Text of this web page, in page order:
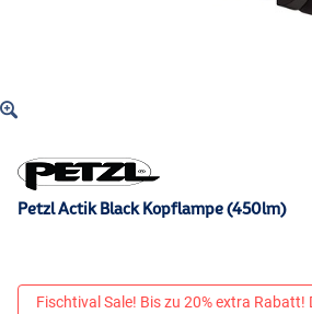
Petzl Actik Black Kopflampe (450lm)
Fischtival Sale! Bis zu 20% extra Rabatt!